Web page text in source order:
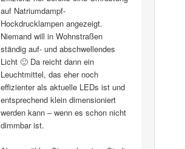
auf Natriumdampf-
Hockdrucklampen angezeigt.
Niemand will in Wohnstraßen
ständig auf- und abschwellendes
Licht 🙂 Da reicht dann ein
Leuchtmittel, das eher noch
effizienter als aktuelle LEDs ist und
entsprechend klein dimensioniert
werden kann – wenn es schon nicht
dimmbar ist.